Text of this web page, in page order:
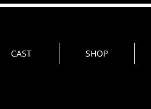
CAST SHOP